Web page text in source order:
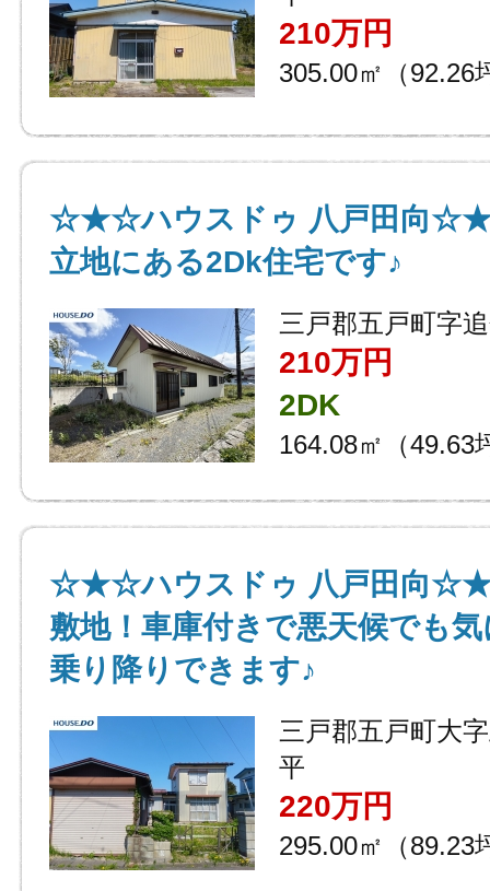
210万円
305.00㎡（92.26
☆★☆ハウスドゥ 八戸田向
立地にある2Dk住宅です♪
三戸郡五戸町字
210万円
2DK
164.08㎡（49.63
☆★☆ハウスドゥ 八戸田向
敷地！車庫付きで悪天候でも
乗り降りできます♪
三戸郡五戸町大
平
220万円
295.00㎡（89.23